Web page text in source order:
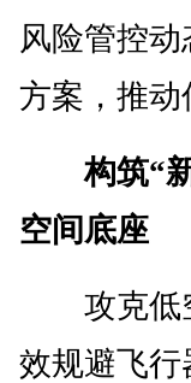
风险管控
方案，推动
构筑“
空间底座
攻克低空
效规避飞